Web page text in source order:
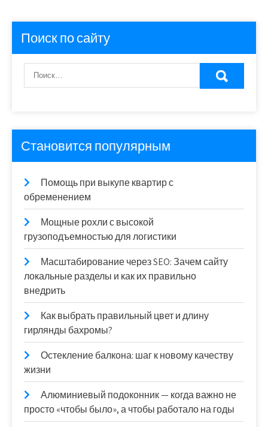
Поиск по сайту
Становится популярным
Помощь при выкупе квартир с
обременением
Мощные рохли с высокой
грузоподъемностью для логистики
Масштабирование через SEO: Зачем сайту
локальные разделы и как их правильно
внедрить
Как выбрать правильный цвет и длину
гирлянды бахромы?
Остекление балкона: шаг к новому качеству
жизни
Алюминиевый подоконник — когда важно не
просто «чтобы было», а чтобы работало на годы